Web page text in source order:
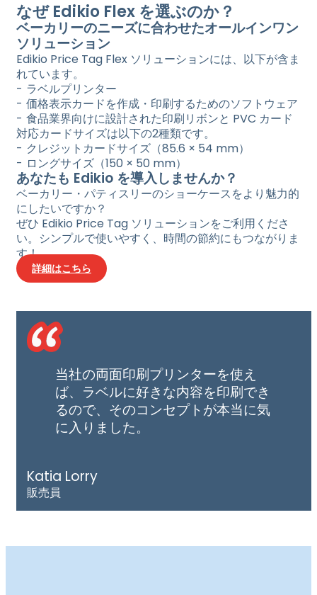
なぜ Edikio Flex を選ぶのか？
ベーカリーのニーズに合わせたオールインワン
ソリューション
Edikio Price Tag Flex ソリューションには、以下が含ま
れています。
ラベルプリンター
価格表示カードを作成・印刷するためのソフトウェア
食品業界向けに設計された印刷リボンと PVC カード
対応カードサイズは以下の2種類です。
クレジットカードサイズ（85.6 × 54 mm）
ロングサイズ（150 × 50 mm）
あなたも Edikio を導入しませんか？
ベーカリー・パティスリーのショーケースをより魅力的
にしたいですか？
ぜひ Edikio Price Tag ソリューションをご利用くださ
い。シンプルで使いやすく、時間の節約にもつながりま
す！
詳細はこちら
当社の両面印刷プリンターを使え
ば、ラベルに好きな内容を印刷でき
るので、そのコンセプトが本当に気
に入りました。
Katia Lorry
販売員